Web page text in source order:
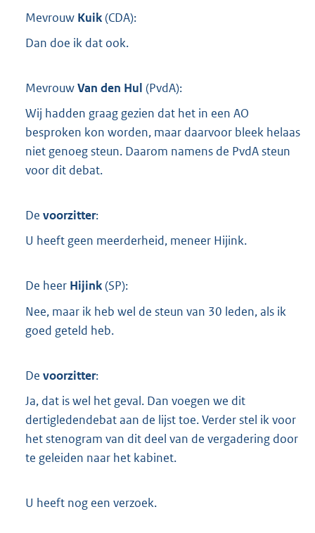
Mevrouw Kuik(CDA):
Dan doe ik dat ook.
MevrouwVan den Hul (PvdA):
Wij hadden graag gezien dat het in een AO
besproken kon worden, maar daarvoor bleek helaas
niet genoeg steun. Daarom namens de PvdA steun
voor dit debat.
De voorzitter:
U heeft geen meerderheid, meneer Hijink.
De heer Hijink(SP):
Nee, maar ik heb wel de steun van 30 leden, als ik
goed geteld heb.
De voorzitter:
Ja, dat is wel het geval. Dan voegen we dit
dertigledendebat aan de lijst toe. Verder stel ik voor
het stenogram van dit deel van de vergadering door
te geleiden naar het kabinet.
U heeft nog een verzoek.